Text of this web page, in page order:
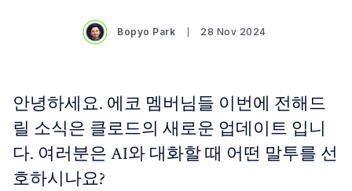
Bopyo Park 28 Nov 2024
안녕하세요. 에코 멤버님들 이번에 전해드
릴 소식은 클로드의 새로운 업데이트 입니
다. 여러분은 AI와 대화할 때 어떤 말투를 선
호하시나요?